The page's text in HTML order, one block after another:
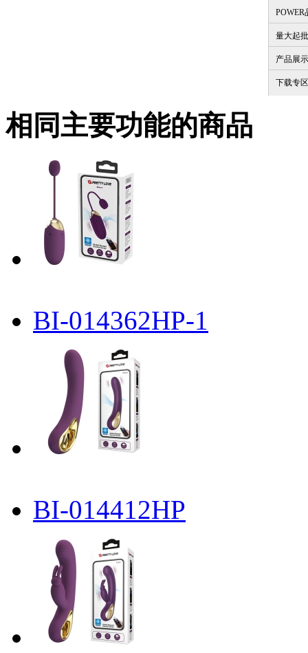
POWER
量大起批
产品展
下载专区
相同主要功能的商品
BI-014362HP-1
BI-014412HP